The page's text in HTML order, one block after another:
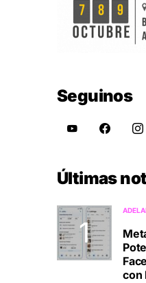
Seguinos
Últimas
con